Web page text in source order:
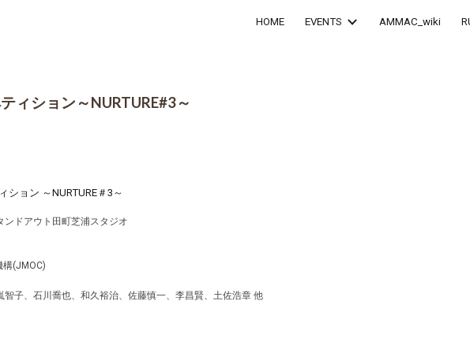
Skip to
HOME EVENTS AMMAC_wiki
ィション ～NURTURE#3～
ション ～NURTURE＃3 ～
ドアウト田町芝浦スタジオ
構(JMOC)
子、石川喬也、和久裕治、佐藤慎一、李昌賢、土佐浩章 他